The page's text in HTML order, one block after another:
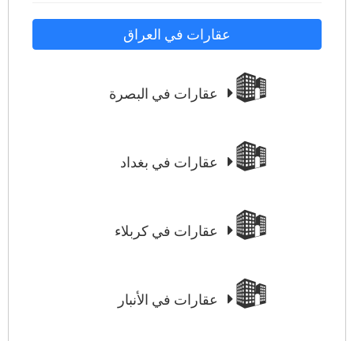
عقارات في العراق
عقارات في البصرة
عقارات في بغداد
عقارات في كربلاء
عقارات في الأنبار